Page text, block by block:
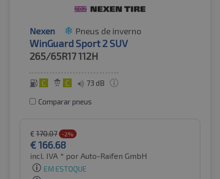
Nexen Pneus de inverno
WinGuard Sport 2 SUV
265/65R17112H
C C 73 dB
Comparar pneus
€ 170.07 -2%
€166.68
incl. IVA * por Auto-Raifen GmbH
EM ESTOQUE